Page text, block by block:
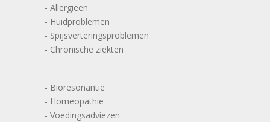
- Allergieën
- Huidproblemen
- Spijsverteringsproblemen
- Chronische ziekten
- Bioresonantie
- Homeopathie
- Voedingsadviezen